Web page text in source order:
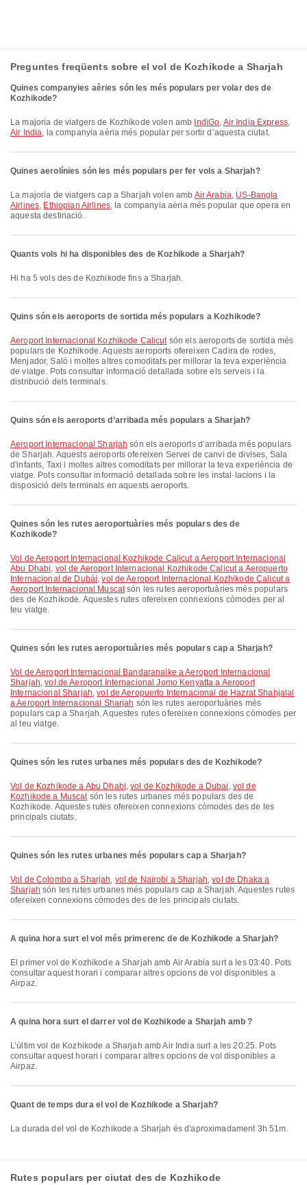
Preguntes freqüents sobre el vol de Kozhikode a Sharjah
Quines companyies aèries són les més populars per volar des de
Kozhikode?
La majoria de viatgers de Kozhikode volen amb IndiGo, Air India Express,
Air India, la companyia aèria més popular per sortir d’aquesta ciutat.
Quines aerolínies són les més populars per fer vols a Sharjah?
La majoria de viatgers cap a Sharjah volen amb Air Arabia, US-Bangla
Airlines, Ethiopian Airlines, la companyia aèria més popular que opera en
aquesta destinació.
Quants vols hi ha disponibles des de Kozhikode a Sharjah?
Hi ha 5 vols des de Kozhikode fins a Sharjah.
Quins són els aeroports de sortida més populars a Kozhikode?
Aeroport Internacional Kozhikode Calicutsón els aeroports de sortida més
populars de Kozhikode. Aquests aeroports ofereixen Cadira de rodes,
Menjador, Saló i moltes altres comoditats per millorar la teva experiència
de viatge. Pots consultar informació detallada sobre els serveis i la
distribució dels terminals.
Quins són els aeroports d’arribada més populars a Sharjah?
Aeroport Internacional Sharjah són els aeroports d’arribada més populars
de Sharjah. Aquests aeroports ofereixen Servei de canvi de divises, Sala
d'infants, Taxi i moltes altres comoditats per millorar la teva experiència de
viatge. Pots consultar informació detallada sobre les instal·lacions i la
disposició dels terminals en aquests aeroports.
Quines són les rutes aeroportuàries més populars des de
Kozhikode?
vol de Aeroport Internacional Kozhikode Calicut a Aeroport Internacional
Abu Dhabi, vol de Aeroport Internacional Kozhikode Calicut a Aeropuerto
Internacional de Dubái,vol de Aeroport Internacional Kozhikode Calicut a
Aeroport Internacional Muscatsón les rutes aeroportuàries més populars
des de Kozhikode. Aquestes rutes ofereixen connexions còmodes per al
teu viatge.
Quines són les rutes aeroportuàries més populars cap a Sharjah?
vol de Aeroport Internacional Bandaranaike a Aeroport Internacional
Sharjah,vol de Aeroport Internacional Jomo Kenyatta a Aeroport
Internacional Sharjah,vol de Aeropuerto Internacional de Hazrat Shahjalal
a Aeroport Internacional Sharjah són les rutes aeroportuàries més
populars cap a Sharjah. Aquestes rutes ofereixen connexions còmodes per
al teu viatge.
Quines són les rutes urbanes més populars des de Kozhikode?
vol de Kozhikode a Abu Dhabi,vol de Kozhikode a Dubai , vol de
Kozhikode a Muscatsón les rutes urbanes més populars des de
Kozhikode. Aquestes rutes ofereixen connexions còmodes des de les
principals ciutats.
Quines són les rutes urbanes més populars cap a Sharjah?
vol de Colombo a Sharjah, vol de Nairobi a Sharjah,vol de Dhaka a
Sharjah són les rutes urbanes més populars cap a Sharjah. Aquestes rutes
ofereixen connexions còmodes des de les principals ciutats.
A quina hora surt el vol més primerenc de de Kozhikode a Sharjah?
El primer vol de Kozhikode a Sharjah amb Air Arabia surt a les 03:40. Pots
consultar aquest horari i comparar altres opcions de vol disponibles a
Airpaz.
A quina hora surt el darrer vol de Kozhikode a Sharjah amb ?
L’últim vol de Kozhikode a Sharjah amb Air India surt a les 20:25. Pots
consultar aquest horari i comparar altres opcions de vol disponibles a
Airpaz.
Quant de temps dura el vol de Kozhikode a Sharjah?
La durada del vol de Kozhikode a Sharjah és d'aproximadament 3h 51m.
Rutes populars per ciutat des de Kozhikode